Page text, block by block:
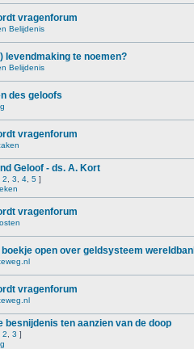
vragenforum
Belijdenis
levendmaking te noemen?
Belijdenis
des geloofs
vragenforum
Geloof - ds. A. Kort
2 3 4 5 ]
vragenforum
boekje open over geldsysteem
vragenforum
besnijdenis ten aanzien van de doop
2 3 ]